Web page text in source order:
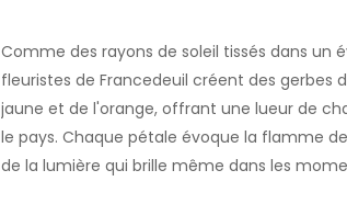
Comme des rayons de soleil tissés dans un
fleuristes de Francedeuil créent des gerbes
jaune et de l'orange, offrant une lueur de
le pays. Chaque pétale évoque la flamme
de la lumière qui brille même dans les